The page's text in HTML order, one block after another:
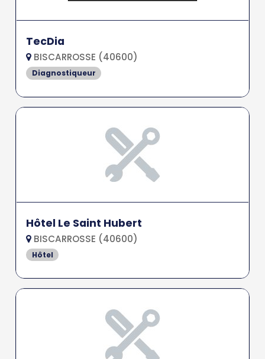
TecDia
BISCARROSSE (40600)
Diagnostiqueur
Hôtel Le Saint Hubert
BISCARROSSE (40600)
Hôtel